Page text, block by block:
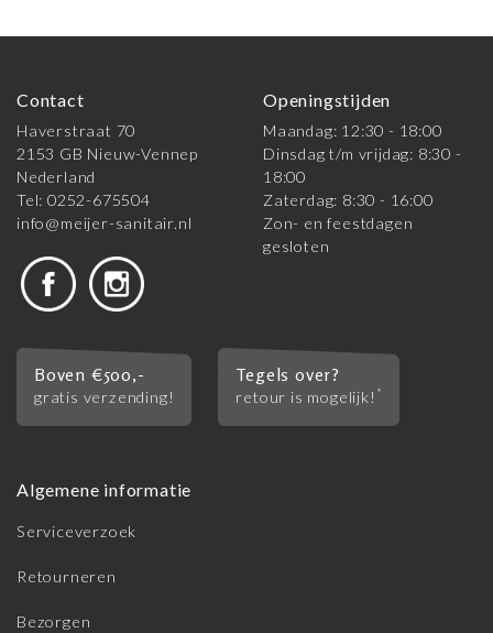
Contact
Haverstraat 70
2153 GB Nieuw-Vennep
Nederland
Tel: 0252-675504
info@meijer-sanitair.nl
Openingstijden
Maandag: 12:30 - 18:00
Dinsdag t/m vrijdag: 8:30 -
18:00
Zaterdag: 8:30 - 16:00
Zon- en feestdagen
gesloten
Boven €500,-
gratis verzending!
Tegels over?
retour is mogelijk! *
Algemene informatie
Serviceverzoek
Retourneren
Bezorgen